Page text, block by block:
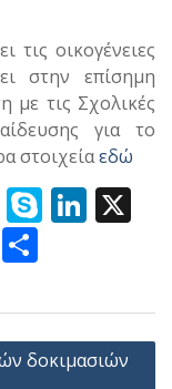
οικογένειες
στην επίσημη
με τις Σχολικές
για το
στοιχείαεδώ
T
w
itt
S
p
e
Li
e
dI
ρ
α
δοκιμασιών